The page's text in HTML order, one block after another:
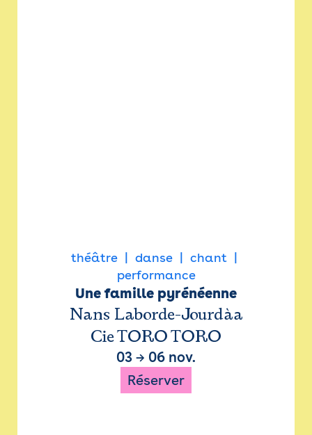
théâtre danse
chant
performance
Une famille pyrénéenne
Nans Laborde-Jourdàa
Cie TORO TORO
03 → 06 nov.
Réserver